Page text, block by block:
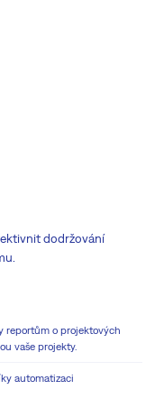
dodržování
reportům o projektových
vaše projekty.
automatizaci